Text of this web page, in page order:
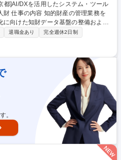
業務を
向けた知財データ基盤の整備および
開発・運用までを担っていただきま
タ管理・基盤構築：分析・活用を見
化。 ■知財DX推進：IT部門やベンダー
へ導入・改善。 ■システム改良・保
連携最適化。 ■PoC（試作・検
検証を通じた実用化・仕様策定。 募
ム・ツールの開発および運用を行う
退職金あり
完全週休2日制
。